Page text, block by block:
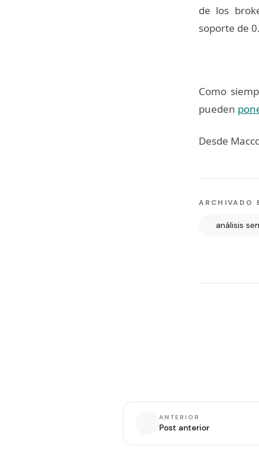
de los
soporte de
Como
pueden
Desde
ARCHIVADO
análisis
ANTERIOR
Post anterior